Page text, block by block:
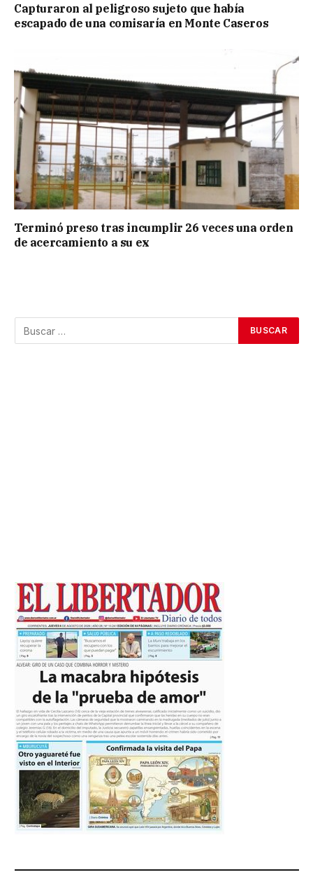
Capturaron al peligroso sujeto que había
escapado de una comisaría en Monte Caseros
Terminó preso tras incumplir 26 veces una orden
de acercamiento a su ex